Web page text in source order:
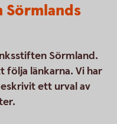
Sörmland.
följa länkarna. Vi har
ett urval av